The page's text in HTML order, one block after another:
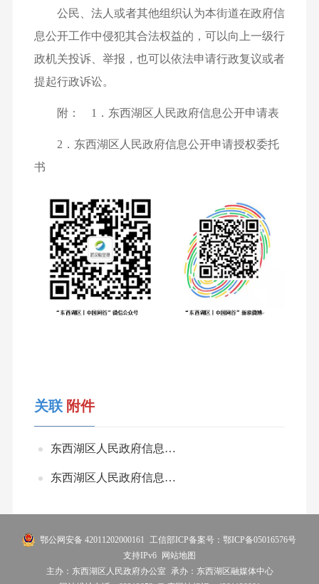
公民、法人或者其他组织认为本街道在政府信
息公开工作中侵犯其合法权益的，可以向上一级行
政机关投诉、举报，也可以依法申请行政复议或者
提起行政诉讼。
附： 1．东西湖区人民政府信息公开申请表
2．东西湖区人民政府信息公开申请授权委托
书
关联 附件
东西湖区人民政府信息公开申请表.docx
东西湖区人民政府信息公开申请授权委托书（模板）.doc
鄂公网安备 42011202000161 工信部ICP备案号：鄂ICP备05016576号
支持IPv6
网站地图
主办：东西湖区人民政府办公室 承办：东西湖区融媒体中心